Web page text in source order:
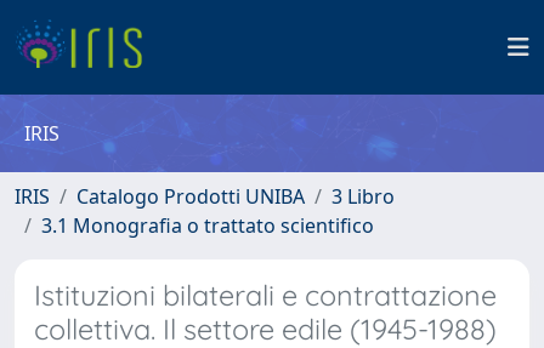
IRIS
IRIS Catalogo Prodotti UNIBA
3 Libro
3.1 Monografia o trattato scientifico
Istituzioni bilaterali e contrattazione
collettiva. Il settore edile (1945-1988)